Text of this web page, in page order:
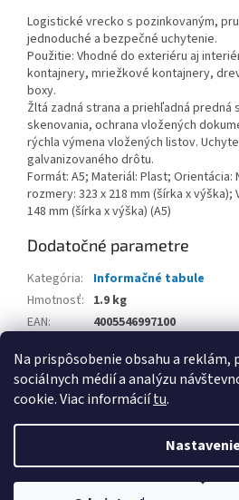
Na prispôsobenie obsahu a reklám,
sociálnych médií a analýzu
cookie. Viac informáciítu.
Logistické vrecko s pozinkovaným,
jednoduché a bezpečné uchytenie.
Použitie: Vhodné do exteriéru aj
kontajnery, mriežkové kontajnery,
boxy.
Žltá zadná strana a priehľadná predná
skenovania, ochrana vložených
rýchla výmena vložených listov.
galvanizovaného drôtu.
Formát: A5; Materiál: Plast; Orientácia:
rozmery: 323 x 218 mm (šírka x
148 mm (šírka x výška) (A5)
Dodatočné parametre
Kategória:
Informačné tabule
Hmotnosť: 1.9 kg
EAN:
4005546997100
Copyright 2026www.kancpapier.sk